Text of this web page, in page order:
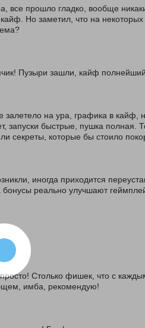
все прошло гладко, вообще
Но заметил, что на
Пузыри зашли, кайф
залетело на ура, графика в кайф,
запуски быстрые, пушка
секреты, которые бы стоило
иногда приходится
реально улучшают
Столько фишек, что с
имба, рекомендую!